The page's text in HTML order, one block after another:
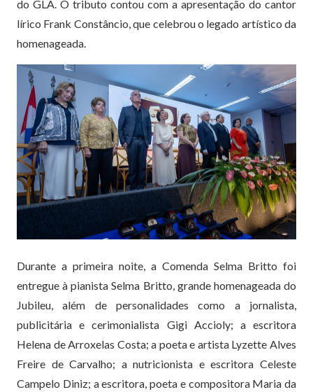
do GLA. O tributo contou com a apresentação do cantor
lírico Frank Constâncio, que celebrou o legado artístico da
homenageada.
Durante a primeira noite, a Comenda Selma Britto foi
entregue à pianista Selma Britto, grande homenageada do
Jubileu, além de personalidades como a jornalista,
publicitária e cerimonialista Gigi Accioly; a escritora
Helena de Arroxelas Costa; a poeta e artista Lyzette Alves
Freire de Carvalho; a nutricionista e escritora Celeste
Campelo Diniz; a escritora, poeta e compositora Maria da